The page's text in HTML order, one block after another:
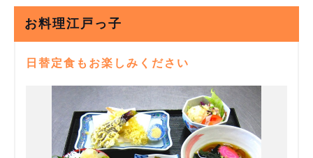
お料理江戸っ子
日替定食もお楽しみください